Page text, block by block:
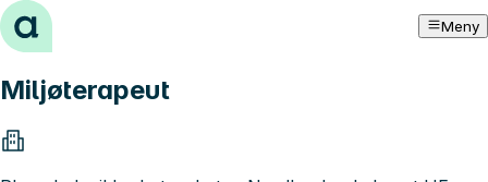
Hopp til innhold Meny
Miljøterapeut